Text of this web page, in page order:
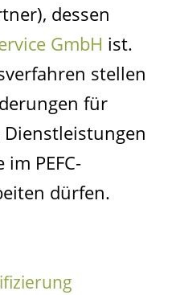
dessen
GmbH ist.
stellen
für
PEFC-
dürfen.